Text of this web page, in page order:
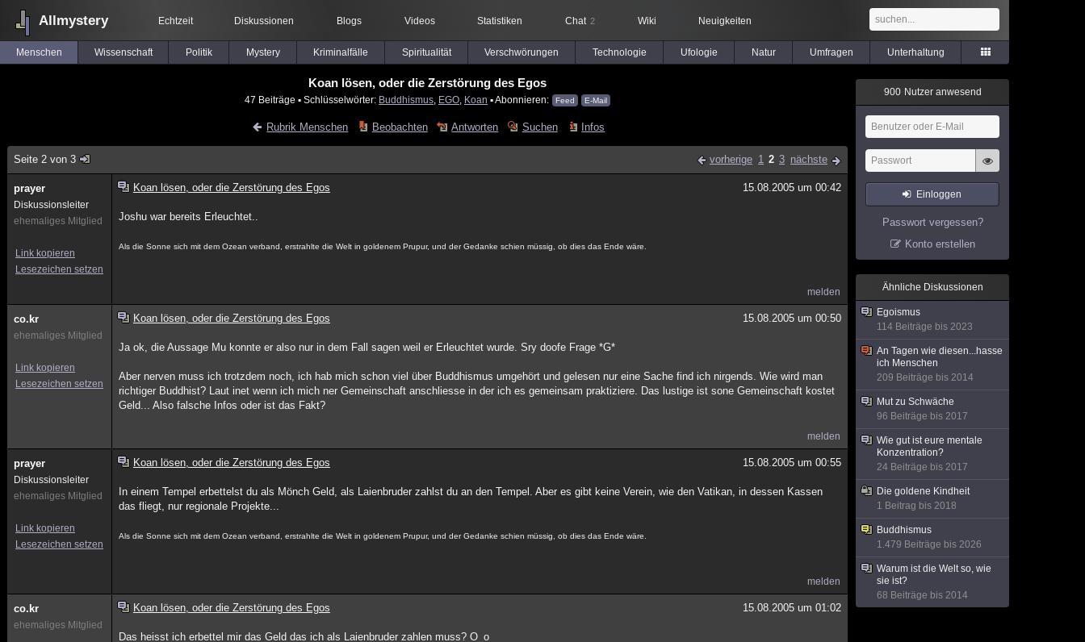
Allmystery Echtzeit Diskussionen Blogs Videos Statistiken Chat 2 Wiki Neuigkeiten
Menschen Wissenschaft Politik Mystery Kriminalfälle Spiritualität Verschwörungen Technologie Ufologie Natur Umfragen Unterhaltung
Koan lösen, oder die Zerstörung des Egos
47 Beiträge ▪ Schlüsselwörter: Buddhismus EGO Koan ▪ Abonnieren: Feed E-Mail
Rubrik Menschen Beobachten Antworten Suchen Infos
Seite 2 von 3 vorherige 1 2 3 nächste
prayer
Diskussionsleiter
ehemaliges Mitglied
Link kopieren
Lesezeichen setzen
Koan lösen, oder die Zerstörung des Egos 15.08.2005 um 00:42
Joshu war bereits Erleuchtet..
Als die Sonne sich mit dem Ozean verband, erstrahlte die Welt in goldenem Prupur, und der Gedanke schien müssig, ob dies das Ende wäre.
melden
co.kr
ehemaliges Mitglied
Link kopieren
Lesezeichen setzen
Koan lösen, oder die Zerstörung des Egos 15.08.2005 um 00:50
Ja ok, die Aussage Mu konnte er also nur in dem Fall sagen weil er Erleuchtet wurde. Sry doofe Frage *G*
Aber nerven muss ich trotzdem noch, ich hab mich schon viel über Buddhismus umgehört und gelesen nur eine Sache find ich nirgends. Wie wird man
richtiger Buddhist? Laut inet wenn ich mich ner Gemeinschaft anschliesse in der ich es gemeinsam praktiziere. Das lustige ist sone Gemeinschaft kostet
Geld... Also falsche Infos oder ist das Fakt?
melden
prayer
Diskussionsleiter
ehemaliges Mitglied
Link kopieren
Lesezeichen setzen
Koan lösen, oder die Zerstörung des Egos 15.08.2005 um 00:55
In einem Tempel erbettelst du als Mönch Geld, als Laienbruder zahlst du an den Tempel. Aber es gibt keine Verein, wie den Vatikan, in dessen Kassen
das fliegt, nur regionale Projekte...
Als die Sonne sich mit dem Ozean verband, erstrahlte die Welt in goldenem Prupur, und der Gedanke schien müssig, ob dies das Ende wäre.
melden
co.kr
ehemaliges Mitglied
Koan lösen, oder die Zerstörung des Egos 15.08.2005 um 01:02
Das heisst ich erbettel mir das Geld das ich als Laienbruder zahlen muss? O_o
900 Nutzer anwesend
Einloggen
Passwort vergessen?
Konto erstellen
Ähnliche Diskussionen
Egoismus
114 Beiträge bis 2023
An Tagen wie diesen...hasse
ich Menschen
209 Beiträge bis 2014
Mut zu Schwäche
96 Beiträge bis 2017
Wie gut ist eure mentale
Konzentration?
24 Beiträge bis 2017
Die goldene Kindheit
1 Beitrag bis 2018
Buddhismus
1.479 Beiträge bis 2026
Warum ist die Welt so, wie
sie ist?
68 Beiträge bis 2014